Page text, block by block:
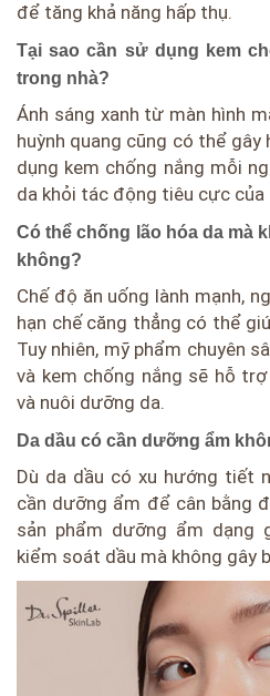
để tăng khả năng hấp thụ.
Tại sao cần sử dụng kem
trong nhà?
Ánh sáng xanh từ màn hình
huỳnh quang cũng có thể gây
dụng kem chống nắng mỗi
da khỏi tác động tiêu cực của
Có thể chống lão hóa da mà
không?
Chế độ ăn uống lành mạnh,
hạn chế căng thẳng có thể
Tuy nhiên, mỹ phẩm chuyên
và kem chống nắng sẽ hỗ
và nuôi dưỡng da.
Da dầu có cần dưỡng ẩm
Dù da dầu có xu hướng tiết
cần dưỡng ẩm để cân bằng
sản phẩm dưỡng ẩm dạng
kiểm soát dầu mà không gây